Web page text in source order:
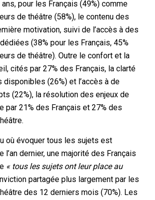
pour les Français (49%) comme
de théâtre (58%), le contenu des
motivation, suivi de l’accès à des
(38% pour les Français, 45%
de théâtre). Outre le confort et la
cités par 27% des Français, la clarté
(26%) et l’accès à de
(22%), la résolution des enjeux de
par 21% des Français et 27% des
où évoquer tous les sujets est
l’an dernier, une majorité des Français
« tous les sujets ont leur place au
partagée plus largement par les
des 12 derniers mois (70%). Les